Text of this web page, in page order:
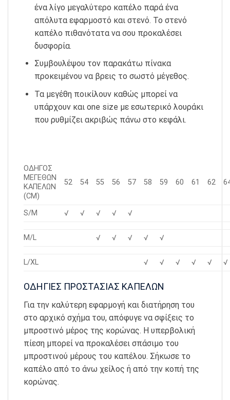
ένα λίγο μεγαλύτερο καπέλο παρά ένα
απόλυτα εφαρμοστό και στενό. Το στενό
καπέλο πιθανότατα να σου προκαλέσει
δυσφορία.
Συμβουλέψου τον παρακάτω πίνακα
προκειμένου να βρεις το σωστό μέγεθος.
Τα μεγέθη ποικίλουν καθώς μπορεί να
υπάρχουν και one size με εσωτερικό λουράκι
που ρυθμίζει ακριβώς πάνω στο κεφάλι.
ΟΔΗΓΟΣ
ΜΕΓΕΘΩΝ
ΚΑΠΕΛΩΝ
(CM)
52 54 55 56 57 58 59 60 61 62
S/M √ √ √ √ √
M/L √ √ √ √ √
L/XL √ √ √ √ √ √
ΟΔΗΓΙΕΣ ΠΡΟΣΤΑΣΙΑΣ ΚΑΠΕΛΩΝ
Για την καλύτερη εφαρμογή και διατήρηση του
στο αρχικό σχήμα του, απόφυγε να σφίξεις το
μπροστινό μέρος της κορώνας. Η υπερβολική
πίεση μπορεί να προκαλέσει σπάσιμο του
μπροστινού μέρους του καπέλου. Σήκωσε το
καπέλο από το άνω χείλος ή από την κοπή της
κορώνας.